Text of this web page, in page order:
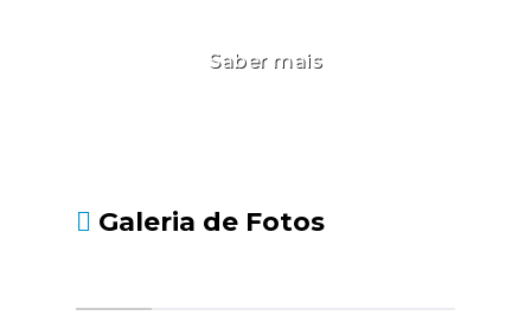
Saber mais
Galeria de Fotos